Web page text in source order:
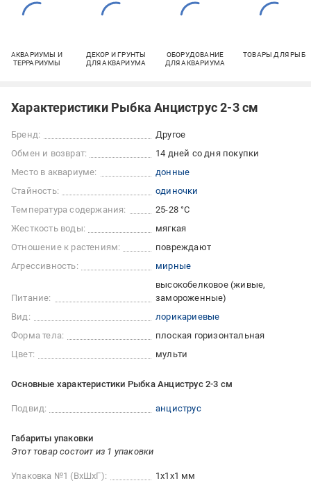
АКВАРИУМЫ И
ТЕРРАРИУМЫ
ДЕКОР И ГРУНТЫ
ДЛЯ АКВАРИУМА
ОБОРУДОВАНИЕ
ДЛЯ АКВАРИУМА
ТОВАРЫ ДЛЯ РЫБ
Характеристики Рыбка Анциструс 2-3 см
Бренд:
Другое
Обмен и возврат:
14 дней со дня покупки
Место в аквариуме:
донные
Стайность:
одиночки
Температура содержания:
25-28 °С
Жесткость воды:
мягкая
Отношение к растениям:
повреждают
Агрессивность:
мирные
Питание:
высокобелковое (живые,
замороженные)
Вид:
лорикариевые
Форма тела:
плоская горизонтальная
Цвет:
мульти
Основные характеристики Рыбка Анциструс 2-3 см
Подвид: анциструс
Габариты упаковки
Этот товар состоит из 1 упаковки
Упаковка №1 (ВхШхГ):
1x1x1 мм